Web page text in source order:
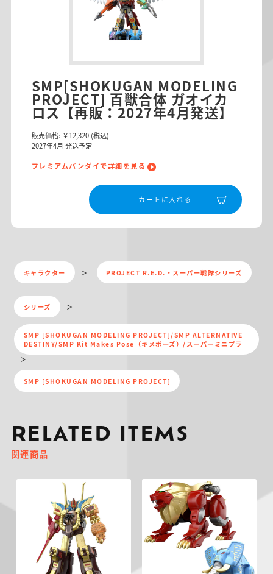
SMP[SHOKUGAN MODELING
PROJECT] 百獣合体 ガオイカ
ロス【再販：2027年4月発送】
販売価格: ￥12,320 (税込)
2027年4月 発送予定
プレミアムバンダイで詳細を見る
カートに入れる
キャラクター PROJECT R.E.D.・スーパー戦隊シリーズ
シリーズ
SMP [SHOKUGAN MODELING PROJECT]/SMP ALTERNATIVE
DESTINY/SMP Kit Makes Pose（キメポーズ）/スーパーミニプラ
SMP [SHOKUGAN MODELING PROJECT]
RELATED ITEMS
関連商品